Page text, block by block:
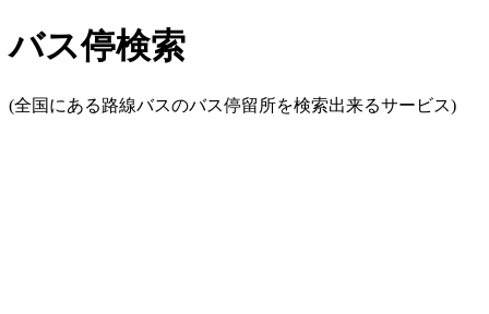
バス停検索
(全国にある路線バスのバス停留所を検索出来るサービス)